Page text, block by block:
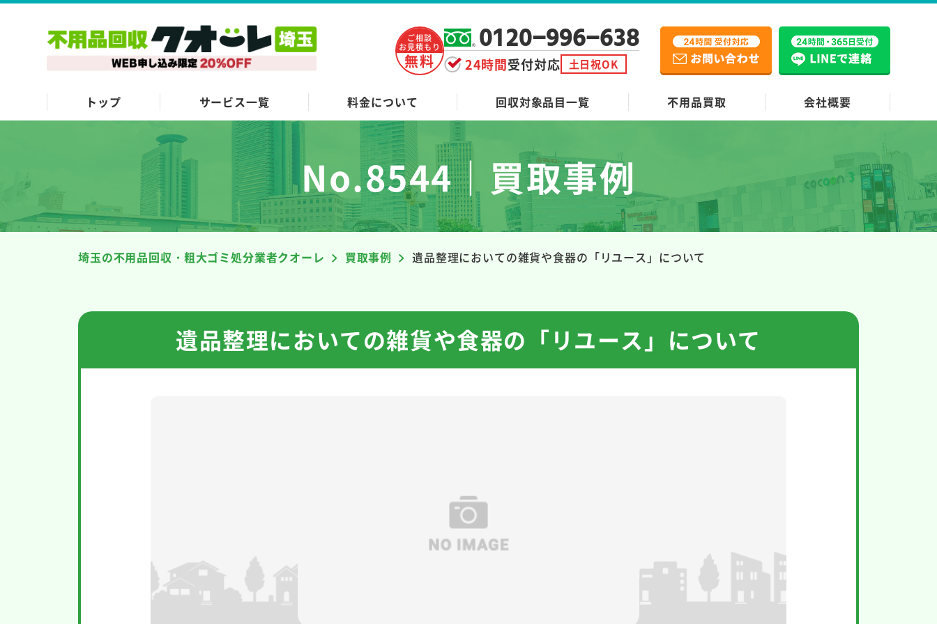
ご相談
お見積もり
無料
0120-996-638
24時間受付対応 土日祝OK
トップ サービス一覧 料金について 回収対象品目一覧 不用品買取 会社概要
No.8544｜買取事例
埼玉の不用品回収・粗大ゴミ処分業者クオーレ 買取事例 遺品整理においての雑貨や食器の「リユース」について
遺品整理においての雑貨や食器の「リユース」について